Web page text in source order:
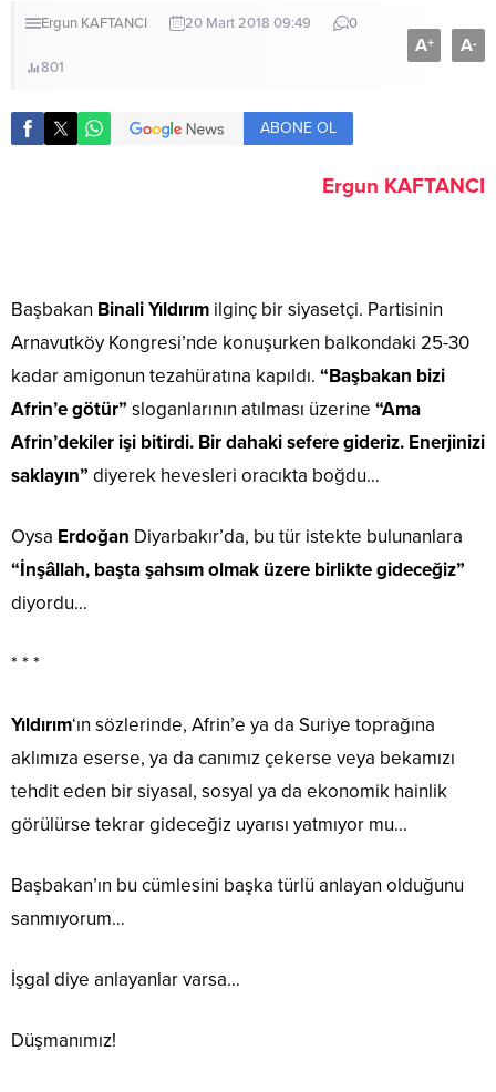
Ergun KAFTANCI 20 Mart 2018 09:49 0
801
A+ A-
ABONE OL
Ergun KAFTANCI
Başbakan Binali Yıldırım ilginç bir siyasetçi. Partisinin
Arnavutköy Kongresi’nde konuşurken balkondaki 25-30
kadar amigonun tezahüratına kapıldı. “Başbakan bizi
Afrin’e götür” sloganlarının atılması üzerine “Ama
Afrin’dekiler işi bitirdi. Bir dahaki sefere gideriz. Enerjinizi
saklayın” diyerek hevesleri oracıkta boğdu…
Oysa Erdoğan Diyarbakır’da, bu tür istekte bulunanlara
“İnşâllah, başta şahsım olmak üzere birlikte gideceğiz”
diyordu…
* * *
Yıldırım‘ın sözlerinde, Afrin’e ya da Suriye toprağına
aklımıza eserse, ya da canımız çekerse veya bekamızı
tehdit eden bir siyasal, sosyal ya da ekonomik hainlik
görülürse tekrar gideceğiz uyarısı yatmıyor mu…
Başbakan’ın bu cümlesini başka türlü anlayan olduğunu
sanmıyorum…
İşgal diye anlayanlar varsa…
Düşmanımız!